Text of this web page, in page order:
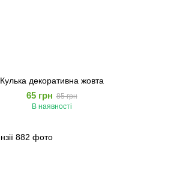
Кулька декоративна жовта
65 грн 85 грн
В наявності